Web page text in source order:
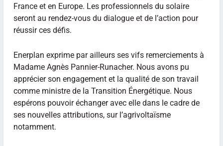
France et en Europe. Les professionnels du solaire
seront au rendez-vous du dialogue et de l’action pour
réussir ces défis.
Enerplan exprime par ailleurs ses vifs remerciements à
Madame Agnès Pannier-Runacher. Nous avons pu
apprécier son engagement et la qualité de son travail
comme ministre de la Transition Énergétique. Nous
espérons pouvoir échanger avec elle dans le cadre de
ses nouvelles attributions, sur l’agrivoltaïsme
notamment.